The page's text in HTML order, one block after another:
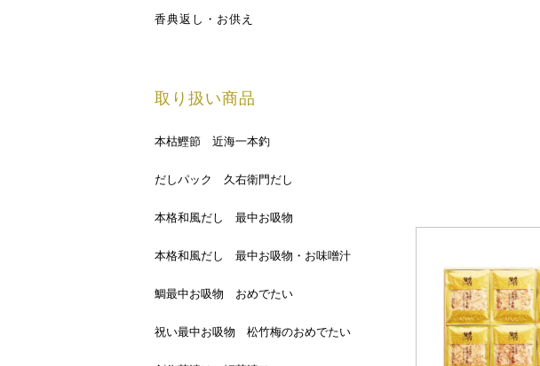
香典返し・お供え
取り扱い商品
本枯鰹節 近海一本釣
だしパック 久右衛門だし
本格和風だし 最中お吸物
本格和風だし 最中お吸物・お味噌汁
鯛最中お吸物 おめでたい
祝い最中お吸物 松竹梅のおめでたい